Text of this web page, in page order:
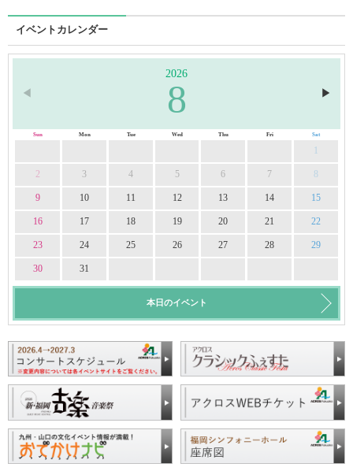
イベントカレンダー
◀︎
2026
8 ▶︎
Sun Mon Tue Wed Thu Fri Sat
1
2 3 4 5 6 7 8
9 10 11 12 13 14 15
16 17 18 19 20 21 22
23 24 25 26 27 28 29
30 31
本日のイベント